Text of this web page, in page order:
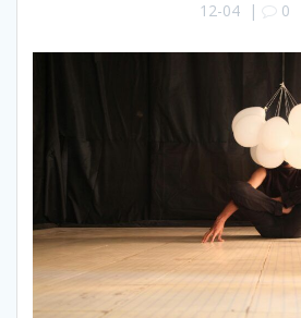
12-04| 0